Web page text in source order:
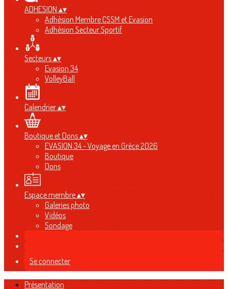
ADHESION ▴▾
Adhésion Membre CSSM et Evasion
Adhésion Secteur Sportif
Secteurs▴▾
Evasion 34
VolleyBall
Calendrier▴▾
Boutique et Dons▴▾
EVASION 34 - Voyage en Grèce 2026
Boutique
Dons
Espace membre▴▾
Galeries photo
Vidéos
Sondage
Se connecter
Présentation